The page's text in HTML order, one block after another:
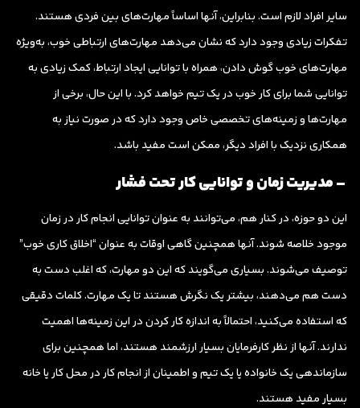
سایر افراد لازم است. بنابراین، آنها اساساً مهارت‌های بین فردی هستند.
تفکرات زیادی وجود دارد که نشان می‌دهد مهارت‌های ارتباطی خوب، به‌ویژه
مهارت‌های خوب گوش دادن، همراه با توانایی ایجاد ارتباط، کمک زیادی به
توانایی شما برای کار خوب در یک تیم خواهد کرد. با این حال، برخی از
مهارت‌ها و زمینه‌های تخصصی خاص وجود دارد که در صورت نیاز به
همکاری نزدیک با افراد دیگر، ممکن است مفید باشد.
– مدیریت زمان و توانایی کار تحت فشار
این دو حوزه، در کنار هم، می‌توانند به عنوان توانایی انجام کار در زمان
موجود خلاصه شوند. آنها همچنین گاهی اوقات به عنوان “اخلاق کاری خوب”
توصیف می‌شوند. بسیاری می‌گویند که این دو مهارت، که اغلب دست به
دست هم می‌دهند، بیشتر یک نگرش هستند تا یک مهارت. کلمات دقیقی
که استفاده می‌کنید، احتمالاً به اندازه کار کردن در این زمینه‌ها اهمیت
ندارند. آنها از نظر کارفرمایان بسیار ارزشمند هستند، اما همچنین برای
سازماندهی یک خانواده یا یک تیم و اطمینان از انجام کار در محل کار یا خانه
بسیار مفید هستند.